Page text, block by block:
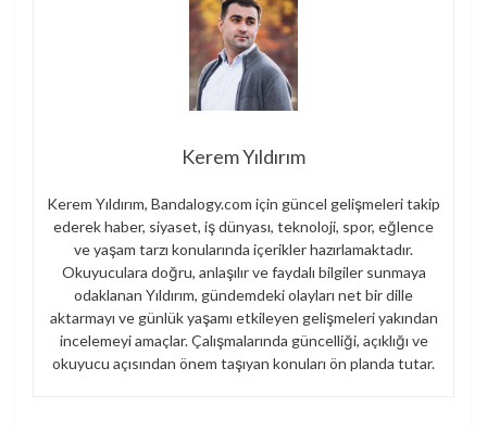
Kerem Yıldırım
Kerem Yıldırım, Bandalogy.com için güncel gelişmeleri takip
ederek haber, siyaset, iş dünyası, teknoloji, spor, eğlence
ve yaşam tarzı konularında içerikler hazırlamaktadır.
Okuyuculara doğru, anlaşılır ve faydalı bilgiler sunmaya
odaklanan Yıldırım, gündemdeki olayları net bir dille
aktarmayı ve günlük yaşamı etkileyen gelişmeleri yakından
incelemeyi amaçlar. Çalışmalarında güncelliği, açıklığı ve
okuyucu açısından önem taşıyan konuları ön planda tutar.